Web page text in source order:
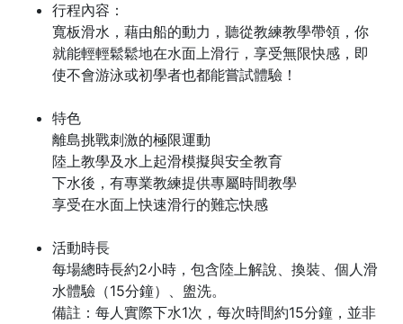
行程內容：
寬板滑水，藉由船的動力，聽從教練教學帶領，你
就能輕輕鬆鬆地在水面上滑行，享受無限快感，即
使不會游泳或初學者也都能嘗試體驗！
特色
離島挑戰刺激的極限運動
陸上教學及水上起滑模擬與安全教育
下水後，有專業教練提供專屬時間教學
享受在水面上快速滑行的難忘快感
活動時長
每場總時長約2小時，包含陸上解說、換裝、個人滑
水體驗（15分鐘）、盥洗。
備註：每人實際下水1次，每次時間約15分鐘，並非